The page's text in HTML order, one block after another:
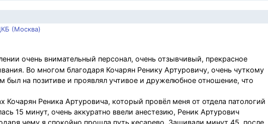
(Москва)
очень внимательный персонал, очень отзывчивый, прекрасное
Во многом благодаря Кочарян Ренику Артуровичу, очень чуткому
был на позитиве и проявлял учтивое и дружелюбное отношение, что
Кочарян Реника Артуровича, который провёл меня от отдела патологий
15 минут, очень аккуратно ввели анестезию, Реник Артурович
чему я спокойно прошла путь кесарево. Зашивали минут 45, после